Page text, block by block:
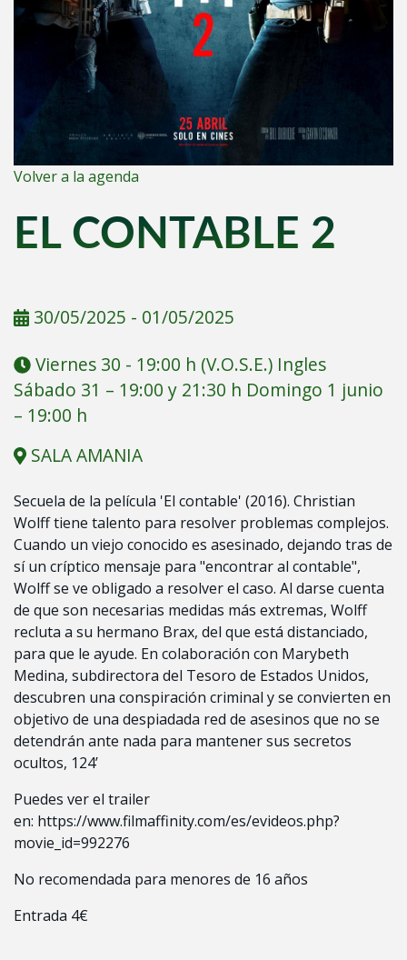
Volver a la agenda
EL CONTABLE 2
30/05/2025 - 01/05/2025
Viernes 30 - 19:00 h (V.O.S.E.) Ingles
Sábado 31 – 19:00 y 21:30 h Domingo 1 junio
– 19:00 h
SALA AMANIA
Secuela de la película 'El contable' (2016). Christian
Wolff tiene talento para resolver problemas complejos.
Cuando un viejo conocido es asesinado, dejando tras de
sí un críptico mensaje para "encontrar al contable",
Wolff se ve obligado a resolver el caso. Al darse cuenta
de que son necesarias medidas más extremas, Wolff
recluta a su hermano Brax, del que está distanciado,
para que le ayude. En colaboración con Marybeth
Medina, subdirectora del Tesoro de Estados Unidos,
descubren una conspiración criminal y se convierten en
objetivo de una despiadada red de asesinos que no se
detendrán ante nada para mantener sus secretos
ocultos, 124’
Puedes ver el trailer
en: https://www.filmaffinity.com/es/evideos.php?
movie_id=992276
No recomendada para menores de 16 años
Entrada 4€